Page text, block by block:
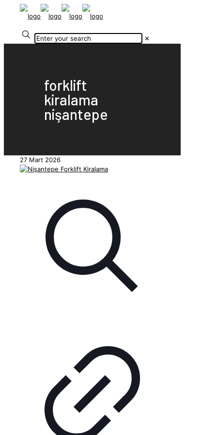
✕
forklift
kiralama
nişantepe
27 Mart 2026